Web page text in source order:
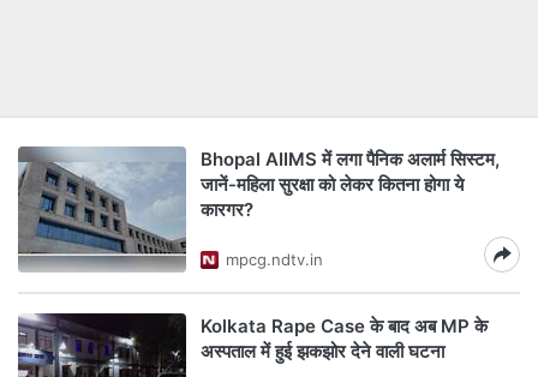
Bhopal AIIMS में लगा पैनिक अलार्म सिस्टम,
जानें-महिला सुरक्षा को लेकर कितना होगा ये
कारगर?
mpcg.ndtv.in
Kolkata Rape Case के बाद अब MP के
अस्पताल में हुई झकझोर देने वाली घटना